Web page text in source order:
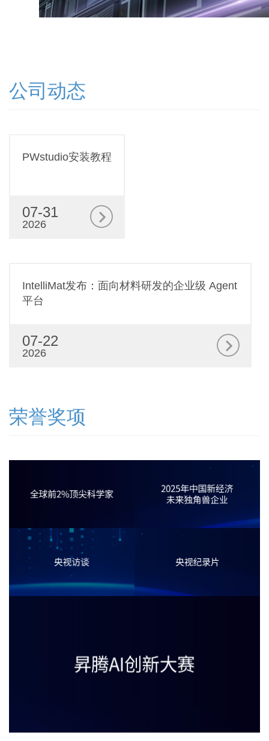
公司动态
PWstudio安装教程
07-31
2026
IntelliMat发布：面向材料研发的企业级 Agent
平台
07-22
2026
荣誉奖项